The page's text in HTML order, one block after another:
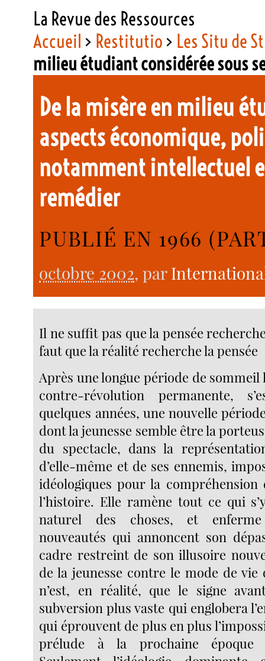
La Revue des Ressources
Accueil > Restitutio> Les Situ de
milieu étudiant considérée sous
De la misère en milieu
aspects économique,
notamment intellectuel
remédier
PUBLIÉ EN 1966
octobre 2002, par
Il ne suffit pas que la pensée
faut que la réalité recherche la pensée
Après une longue période de
contre-révolution permanente,
quelques années, une nouvelle
dont la jeunesse semble être la
du spectacle, dans la
d’elle-même et de ses ennemis,
idéologiques pour la
l’histoire. Elle ramène tout ce qui
naturel des choses, et
nouveautés qui annoncent son
cadre restreint de son illusoire
de la jeunesse contre le mode de vie
n’est, en réalité, que le signe
subversion plus vaste qui englobera
qui éprouvent de plus en plus
prélude à la prochaine époque